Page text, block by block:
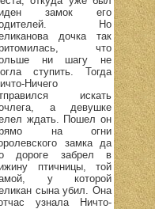
замок его
Но
дочка так
что
ни шагу не
ступить. Тогда
Ничего
искать
а девушке
ждать. Пошел он
на огни
замка да
дороге забрел в
птичницы, той
у которой
сына убил. Она
узнала Ничто-